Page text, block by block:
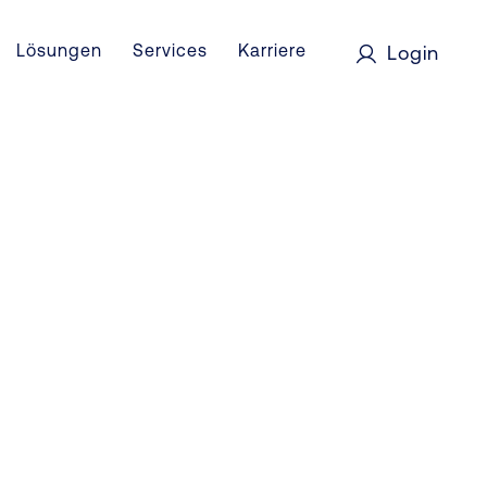
Lösungen Services Karriere Login